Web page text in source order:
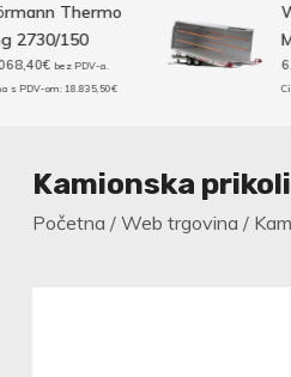
Thermo
150
€ bez PDV-a.
om:18.835,50€
Cijena
Kamionska
Početna / Web trgovina /